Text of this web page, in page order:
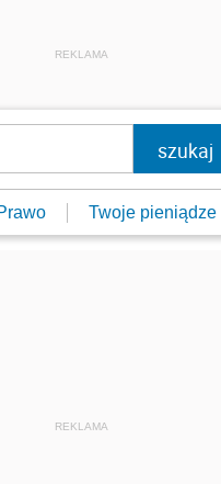
REKLAMA
Twoje pieniądze